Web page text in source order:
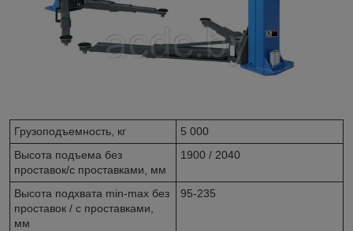
Грузоподъемность, кг
5 000
Высота подъема без
проставок/с проставками, мм
1900 / 2040
Высота подхвата min-max без
проставок / с проставками,
мм
95-235